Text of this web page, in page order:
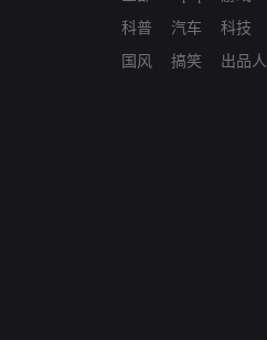
科普
国风
汽车
搞笑
科技
出品人